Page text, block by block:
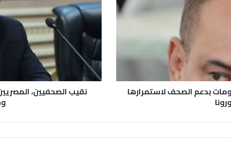
بدعم الصحف لاستمرارها نقيب الصحفيين، المصريين